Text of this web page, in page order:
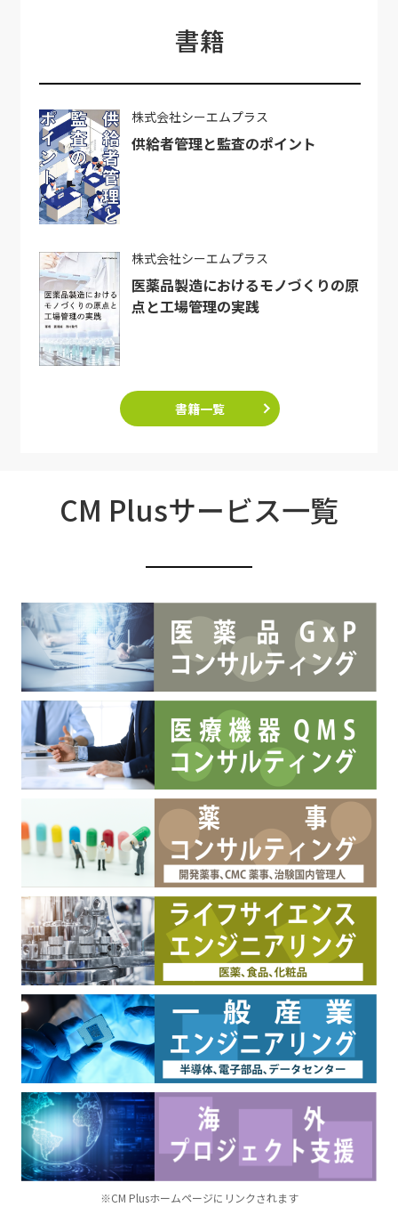
書籍
株式会社シーエムプラス
供給者管理と監査のポイント
株式会社シーエムプラス
医薬品製造におけるモノづくりの原
点と工場管理の実践
書籍一覧
CM Plusサービス一覧
※CM Plusホームページにリンクされます